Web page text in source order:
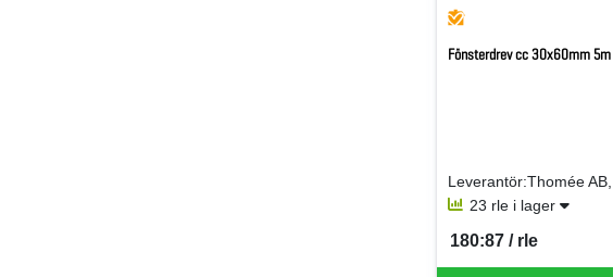
Fönsterdrev cc 30x60mm 5m
23 rle i lager
180:87 / rle
SEK per RLE